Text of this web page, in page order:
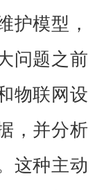
护模型，
问题之前
物联网设
，并分析
这种主动